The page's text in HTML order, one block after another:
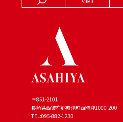
〒851-2101
長崎県西彼杵郡時津町西時津1000-200
TEL:095-882-1230